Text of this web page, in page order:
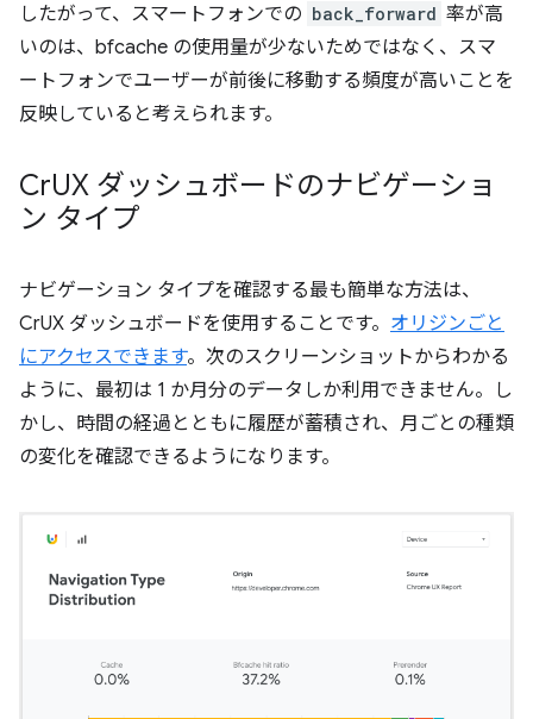
したがって、スマートフォンでの back_forward 率が高
いのは、bfcache の使用量が少ないためではなく、スマ
ートフォンでユーザーが前後に移動する頻度が高いことを
反映していると考えられます。
CrUX ダッシュボードのナビゲーショ
ン タイプ
ナビゲーション タイプを確認する最も簡単な方法は、
CrUX ダッシュボードを使用することです。 オリジンごと
にアクセスできます。次のスクリーンショットからわかる
ように、最初は 1 か月分のデータしか利用できません。し
かし、時間の経過とともに履歴が蓄積され、月ごとの種類
の変化を確認できるようになります。